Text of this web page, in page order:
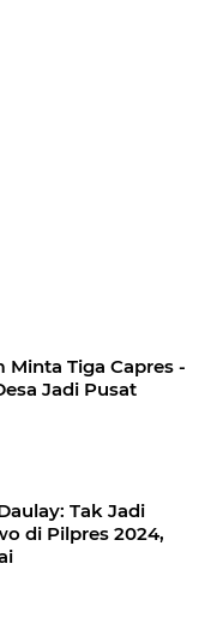
Minta Tiga Capres -
Jadi Pusat
Tak Jadi
di Pilpres 2024,